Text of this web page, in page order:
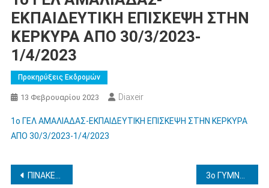
ΕΚΠΑΙΔΕΥΤΙΚΗ ΕΠΙΣΚΕΨΗ ΣΤΗΝ
ΚΕΡΚΥΡΑ ΑΠΟ 30/3/2023-
1/4/2023
Προκηρύξεις Εκδρομών
13 Φεβρουαρίου 2023 Diaxeir
1ο ΓΕΛ ΑΜΑΛΙΑΔΑΣ-ΕΚΠΑΙΔΕΥΤΙΚΗ ΕΠΙΣΚΕΨΗ ΣΤΗΝ ΚΕΡΚΥΡΑ
ΑΠΟ 30/3/2023-1/4/2023
Πλοήγηση
ΠΙΝΑΚΕΣ ΑΙΤΟΥΝΤΩΝ ΒΕΛΤΙΩΣΗ-ΟΡΙΣΤΙΚΗ ΤΟΠΟΘΕΤΗΣΗ